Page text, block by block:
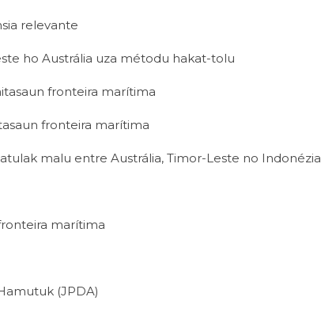
relevante
ho Austrália uza métodu hakat-tolu
fronteira marítima
fronteira marítima
malu entre Austrália, Timor-Leste no Indonézia
marítima
(JPDA)